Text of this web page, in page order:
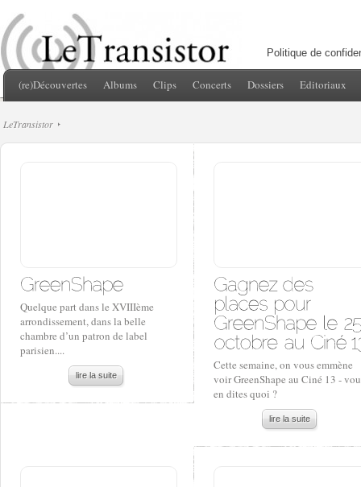
Politique de
(re)Découvertes Albums Clips Concerts Dossiers Editoriaux
LeTransistor
Quelque part dans le XVIIIème
arrondissement, dans la belle
chambre d’un patron de label
parisien....
lire la suite
Cette semaine, on vous emmène
voir GreenShape au Ciné 13 -
en dites quoi ?
lire la suite